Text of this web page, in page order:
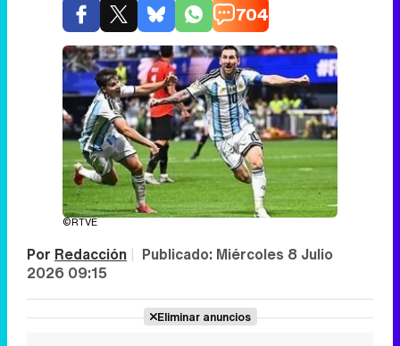
704
©RTVE
Por Redacción | Publicado: Miércoles 8 Julio
2026 09:15
Eliminar anuncios